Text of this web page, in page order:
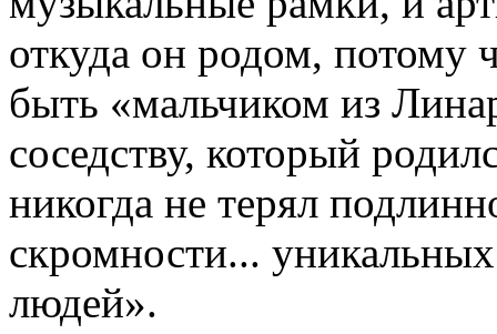
откуда он родом, потому
быть «мальчиком из
соседству, который
никогда не терял
скромности...
людей».